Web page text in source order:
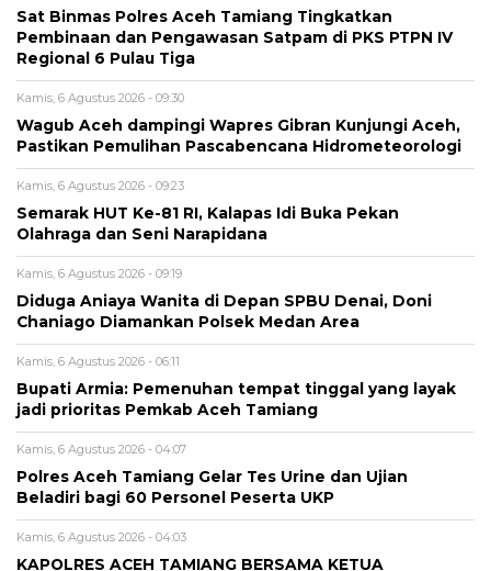
Sat Binmas Polres Aceh Tamiang Tingkatkan
Pembinaan dan Pengawasan Satpam di PKS PTPN IV
Regional 6 Pulau Tiga
Kamis, 6 Agustus 2026 - 09:30
Wagub Aceh dampingi Wapres Gibran Kunjungi Aceh,
Pastikan Pemulihan Pascabencana Hidrometeorologi
Kamis, 6 Agustus 2026 - 09:23
Semarak HUT Ke-81 RI, Kalapas Idi Buka Pekan
Olahraga dan Seni Narapidana
Kamis, 6 Agustus 2026 - 09:19
Diduga Aniaya Wanita di Depan SPBU Denai, Doni
Chaniago Diamankan Polsek Medan Area
Kamis, 6 Agustus 2026 - 06:11
Bupati Armia: Pemenuhan tempat tinggal yang layak
jadi prioritas Pemkab Aceh Tamiang
Kamis, 6 Agustus 2026 - 04:07
Polres Aceh Tamiang Gelar Tes Urine dan Ujian
Beladiri bagi 60 Personel Peserta UKP
Kamis, 6 Agustus 2026 - 04:03
KAPOLRES ACEH TAMIANG BERSAMA KETUA